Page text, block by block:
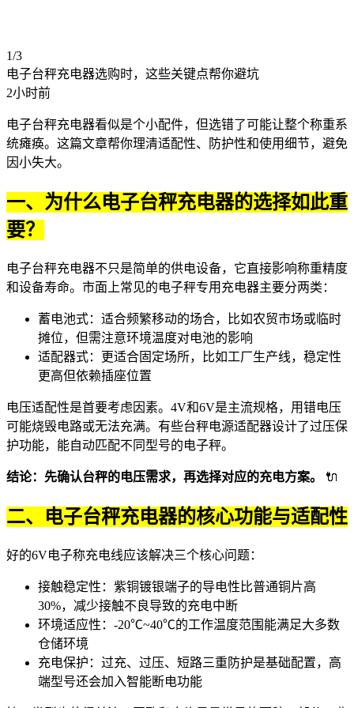
1/3
电子台秤充电器选购时，这些关键点帮你避坑
2小时前
电子台秤充电器看似是个小配件，但选错了可能让整个称重系
统瘫痪。这篇文章帮你理清适配性、防护性和使用细节，避免
因小失大。
一、为什么电子台秤充电器的选择如此重
要？
电子台秤充电器不只是简单的供电设备，它直接影响称重精度
和设备寿命。市面上常见的电子秤专用充电器主要分两类：
蓄电池式：适合频繁移动的场合，比如农贸市场或临时
摊位，但需注意环境温度对电池的影响
适配器式：更适合固定场所，比如工厂生产线，稳定性
更高但依赖插座位置
电压适配性是首要考虑因素。4V和6V是主流规格，用错电压
可能烧毁电路或无法充满。有些台秤电源适配器设计了过压保
护功能，能自动匹配不同型号的电子秤。
结论：先确认台秤的电压需求，再选择对应的充电方案。 🔌
二、电子台秤充电器的核心功能与适配性
好的6V电子称充电线应该解决三个核心问题：
接触稳定性：紫铜镀银端子的导电性比普通铜片高
30%，减少接触不良导致的充电中断
环境适应性：-20℃~40℃的工作温度范围能满足大多数
仓储环境
充电保护：过充、过压、短路三重防护是基础配置，高
端型号还会加入智能断电功能